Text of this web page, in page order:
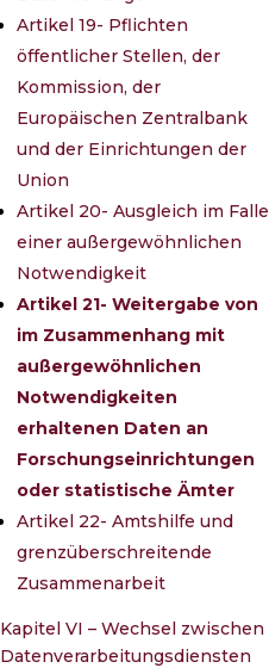
Artikel 19- Pflichten
öffentlicher Stellen, der
Kommission, der
Europäischen Zentralbank
und der Einrichtungen der
Union
Artikel 20- Ausgleich im Falle
einer außergewöhnlichen
Notwendigkeit
Artikel 21- Weitergabe von
im Zusammenhang mit
außergewöhnlichen
Notwendigkeiten
erhaltenen Daten an
Forschungseinrichtungen
oder statistische Ämter
Artikel 22- Amtshilfe und
grenzüberschreitende
Zusammenarbeit
Kapitel VI – Wechsel zwischen
Datenverarbeitungsdiensten